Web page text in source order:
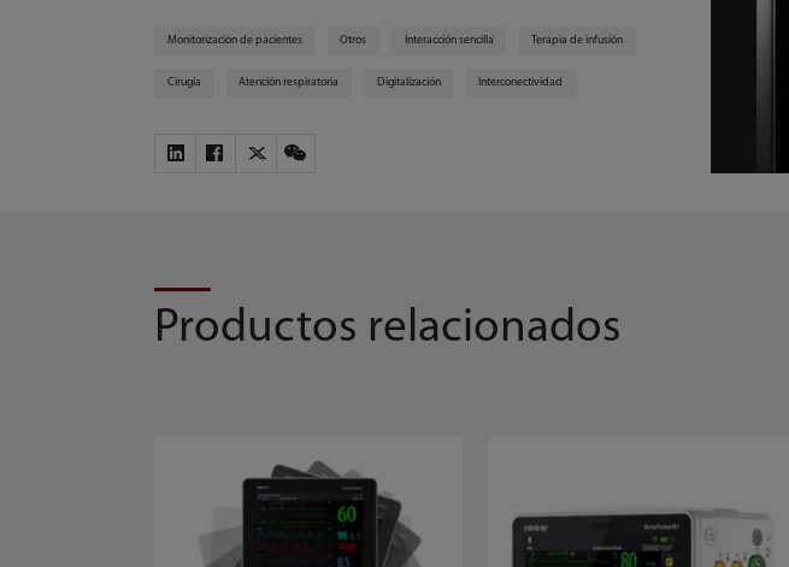
Monitorización de pacientes Otros Interacción sencilla Terapia de infusión
Cirugía Atención respiratoria Digitalización Interconectividad
Productos relacionados